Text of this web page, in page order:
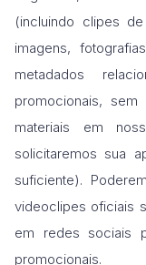
(incluindo clipes
imagens,
metadados
promocionais,
materiais em
solicitaremos sua
suficiente).
videoclipes oficiais
em redes sociais
promocionais.